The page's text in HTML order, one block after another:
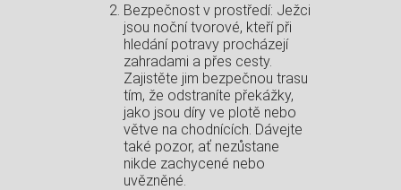
Bezpečnost v prostředí: Ježci
jsou noční tvorové, kteří při
hledání potravy procházejí
zahradami a přes cesty.
Zajistěte jim bezpečnou trasu
tím, že odstraníte překážky,
jako jsou díry ve plotě nebo
větve na chodnících. Dávejte
také pozor, ať nezůstane
nikde zachycené nebo
uvězněné.